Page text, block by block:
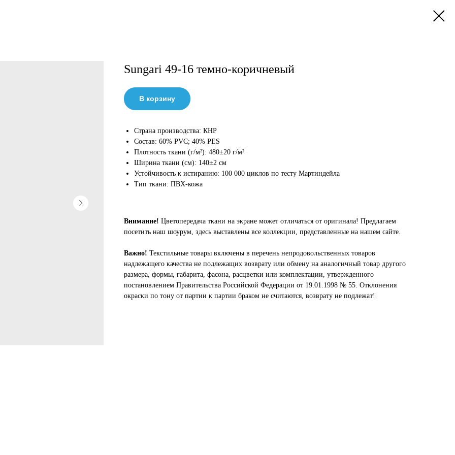
Sungari 49-16 темно-коричневый
В корзину
Страна производства: КНР
Состав: 60% PVC; 40% PES
Плотность ткани (г/м²): 480±20 г/м²
Ширина ткани (см): 140±2 см
Устойчивость к истиранию: 100 000 циклов по тесту Мартиндейла
Тип ткани: ПВХ-кожа
Внимание! Цветопередача ткани на экране может отличаться от оригинала! Предлагаем
посетить наш шоурум, здесь выставлены все коллекции, представленные на нашем сайте.
Важно! Текстильные товары включены в перечень непродовольственных товаров
надлежащего качества не подлежащих возврату или обмену на аналогичный товар другого
размера, формы, габарита, фасона, расцветки или комплектации, утвержденного
постановлением Правительства Российской Федерации от 19.01.1998 № 55. Отклонения
окраски по тону от партии к партии браком не считаются, возврату не подлежат!